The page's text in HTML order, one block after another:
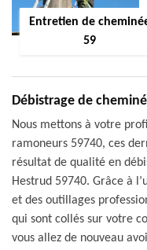
Entretien de
59
Débistrage de
Nous mettons à votre
ramoneurs 59740, ces
résultat de qualité en
Hestrud 59740. Grâce à
et des outillages
qui sont collés sur votre
vous allez de nouveau